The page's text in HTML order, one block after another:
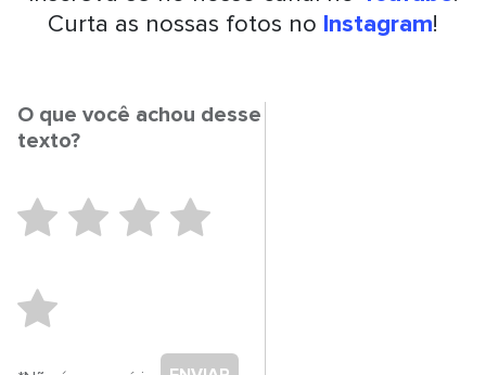
Curta as nossas fotos no Instagram!
O que você achou desse
texto?